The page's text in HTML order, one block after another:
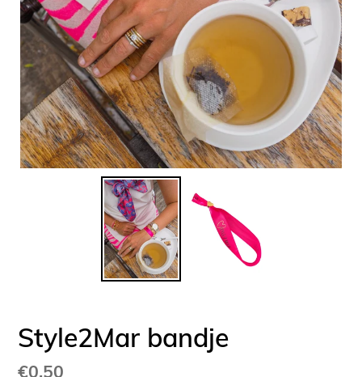
Style2Mar bandje
Normale
€0,50